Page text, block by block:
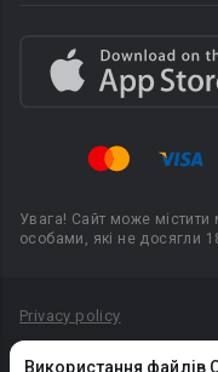
Використання файлів
Увага! Сайт може містити
особами, які не досягли
Privacy policy